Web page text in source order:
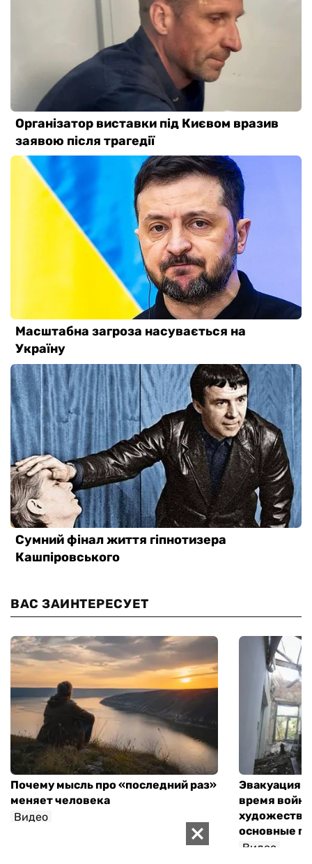
ВАС ЗАИНТЕРЕСУЕТ
Почему мысль про «последний раз»
меняет человека
Видео
Эвакуация
время
основные
Видео